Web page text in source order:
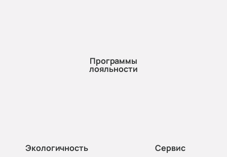
Программы
лояльности
Экологичность Сервис